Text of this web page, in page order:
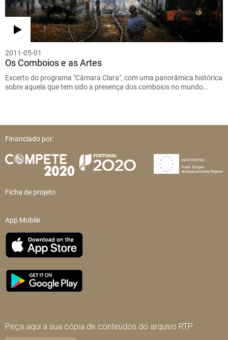
2011-05-01
Os Comboios e as Artes
Excerto do programa "Câmara Clara", com uma panorâmica histórica
sobre aquela que tem sido a presença dos comboios no mundo…
Financiado por:
Ficha de projeto
App Mobile
Peça aqui a sua cópia de conteúdos do arquivo RTP